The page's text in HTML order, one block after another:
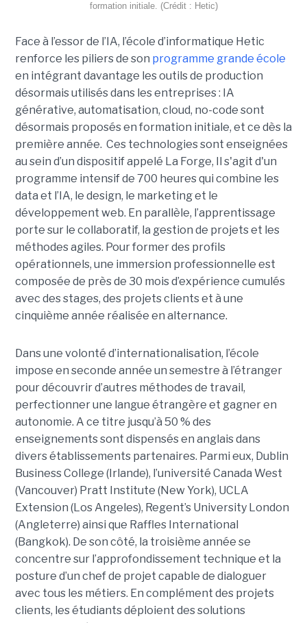
formation initiale. (Crédit : Hetic)
Face à l’essor de l’IA, l’école d’informatique Hetic
renforce les piliers de son programme grande école
en intégrant davantage les outils de production
désormais utilisés dans les entreprises : IA
générative, automatisation, cloud, no-code sont
désormais proposés en formation initiale, et ce dès la
première année. Ces technologies sont enseignées
au sein d’un dispositif appelé La Forge, Il s'agit d'un
programme intensif de 700 heures qui combine les
data et l’IA, le design, le marketing et le
développement web. En parallèle, l’apprentissage
porte sur le collaboratif, la gestion de projets et les
méthodes agiles. Pour former des profils
opérationnels, une immersion professionnelle est
composée de près de 30 mois d’expérience cumulés
avec des stages, des projets clients et à une
cinquième année réalisée en alternance.
Dans une volonté d’internationalisation, l’école
impose en seconde année un semestre à l’étranger
pour découvrir d’autres méthodes de travail,
perfectionner une langue étrangère et gagner en
autonomie. A ce titre jusqu’à 50 % des
enseignements sont dispensés en anglais dans
divers établissements partenaires. Parmi eux, Dublin
Business College (Irlande), l’université Canada West
(Vancouver) Pratt Institute (New York), UCLA
Extension (Los Angeles), Regent’s University London
(Angleterre) ainsi que Raffles International
(Bangkok). De son côté, la troisième année se
concentre sur l’approfondissement technique et la
posture d’un chef de projet capable de dialoguer
avec tous les métiers. En complément des projets
clients, les étudiants déploient des solutions